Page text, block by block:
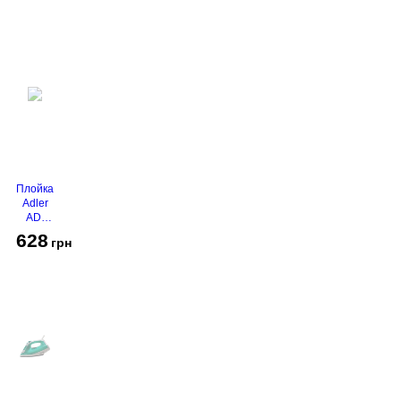
Плойка
Adler
AD-
2116
628 грн